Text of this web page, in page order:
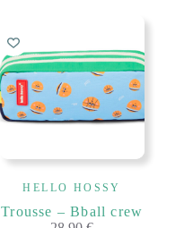
HELLO HOSSY
Trousse – Bball crew